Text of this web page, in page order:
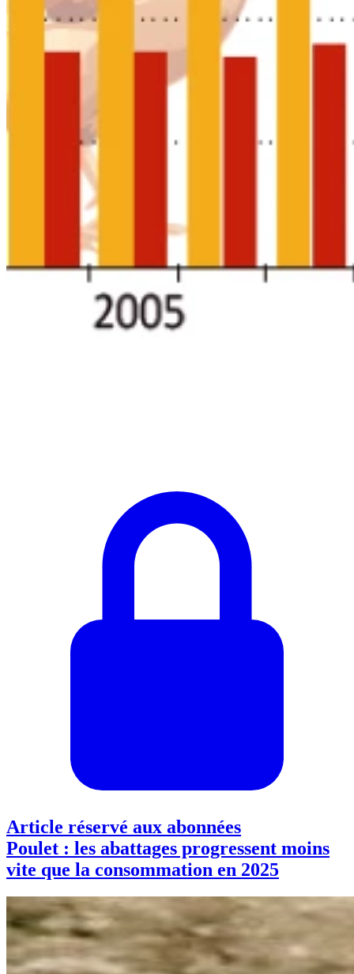
Article réservé aux abonnées
Poulet : les abattages progressent moins
vite que la consommation en 2025